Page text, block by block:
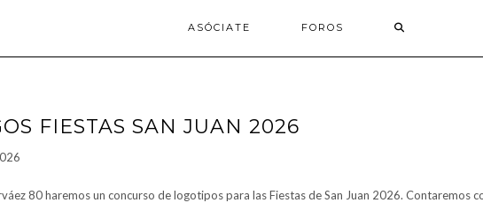
ASÓCIATE FOROS
FIESTAS SAN JUAN 2026
80 haremos un concurso de logotipos para las Fiestas de San Juan 2026. Contaremos